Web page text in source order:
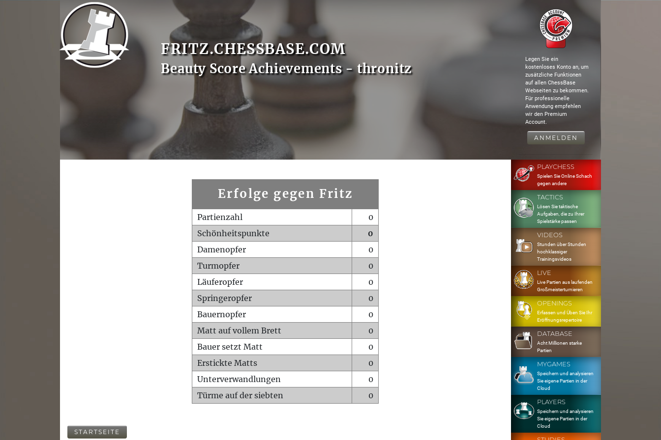
FRITZ.CHESSBASE.COM
Beauty Score Achievements - thronitz
Legen Sie ein
kostenloses Konto an, um
zusätzliche Funktionen
auf allen ChessBase
Webseiten zu bekommen.
Für professionelle
Anwendung empfehlen
wir den Premium
Account.
ANMELDEN
Erfolge gegen Fritz
Partienzahl
0
Schönheitspunkte
0
Damenopfer
0
Turmopfer
0
Läuferopfer
0
Springeropfer
0
Bauernopfer
0
Matt auf vollem Brett
0
Bauer setzt Matt
0
Erstickte Matts
0
Unterverwandlungen
0
Türme auf der siebten
0
STARTSEITE
PLAYCHESS
Spielen Sie Online Schach
gegen andere
TACTICS
Lösen Sie taktische
Aufgaben, die zu Ihrer
Spielstärke passen
VIDEOS
Stunden über Stunden
hochklassiger
Trainingsvideos
LIVE
Live Partien aus laufenden
Großmeisterturnieren
OPENINGS
Erfassen und Üben Sie Ihr
Eröffnungsrepertoire
DATABASE
Acht Millionen starke
Partien
MYGAMES
Speichern und analysieren
Sie eigene Partien in der
Cloud
PLAYERS
Speichern und analysieren
Sie eigene Partien in der
Cloud